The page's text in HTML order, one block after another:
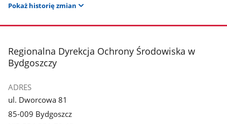
Pokaż historię zmian
stopka
Regionalna Dyrekcja Ochrony Środowiska w
Bydgoszczy
ADRES
ul. Dworcowa 81
85-009 Bydgoszcz